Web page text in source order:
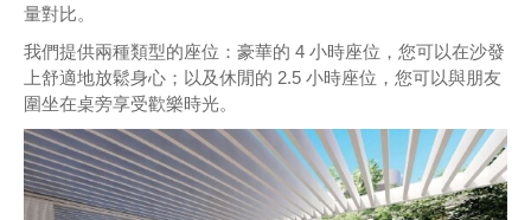
量對比。
我們提供兩種類型的座位：豪華的 4 小時座位，您可以在沙發
上舒適地放鬆身心；以及休閒的 2.5 小時座位，您可以與朋友
圍坐在桌旁享受歡樂時光。